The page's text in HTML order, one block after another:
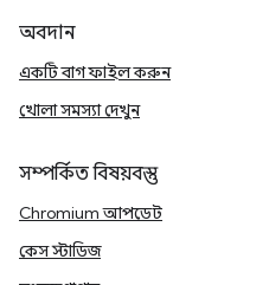
অবদান
একটি বাগ ফাইল করুন
খোলা সমস্যা দেখুন
সম্পর্কিত বিষয়বস্তু
Chromium আপডেট
কেস স্টাডিজ